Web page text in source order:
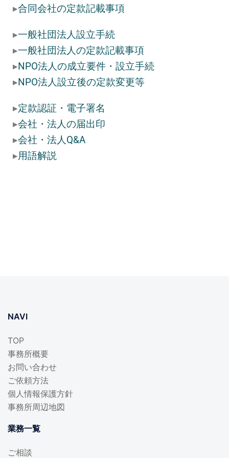
▸合同会社の定款記載事項
▸一般社団法人設立手続
▸一般社団法人の定款記載事項
▸NPO法人の成立要件・設立手続
▸NPO法人設立後の定款変更等
▸定款認証・電子署名
▸会社・法人の届出印
▸会社・法人Q&A
▸用語解説
NAVI
TOP
事務所概要
お問い合わせ
ご依頼方法
個人情報保護方針
事務所周辺地図
業務一覧
ご相談